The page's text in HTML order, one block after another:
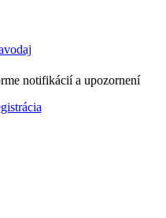
notifikácií a upozornení